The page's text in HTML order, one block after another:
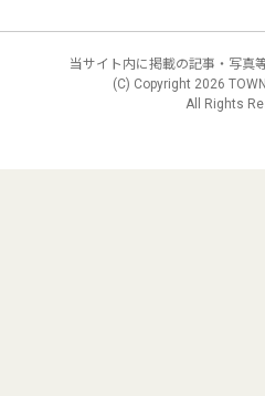
当サイト内に掲載の記事・写真
(C) Copyright 2026
All Rights